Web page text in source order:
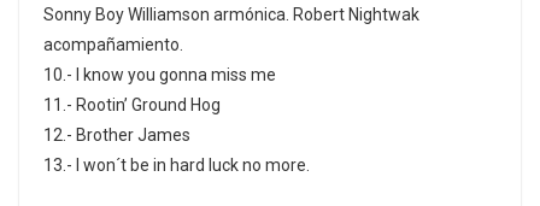
Sonny Boy Williamson armónica. Robert Nightwak
acompañamiento.
10.- I know you gonna miss me
11.- Rootin’ Ground Hog
12.- Brother James
13.- I won´t be in hard luck no more.